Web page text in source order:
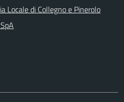
Locale di Collegno e Pinerolo